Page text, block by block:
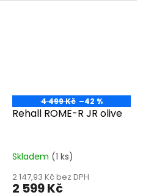
4 499 Kč –42 %
Rehall ROME-R JR olive
Skladem (1 ks)
2 147,93 Kč bez DPH
2 599 Kč